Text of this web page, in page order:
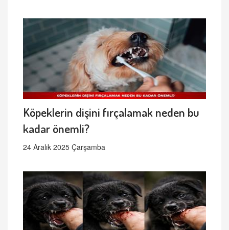
Köpeklerin dişini fırçalamak neden bu
kadar önemli?
24 Aralık 2025 Çarşamba